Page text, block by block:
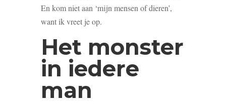
En kom niet aan ‘mijn mensen of dieren’,
want ik vreet je op.
Het monster
in iedere
man